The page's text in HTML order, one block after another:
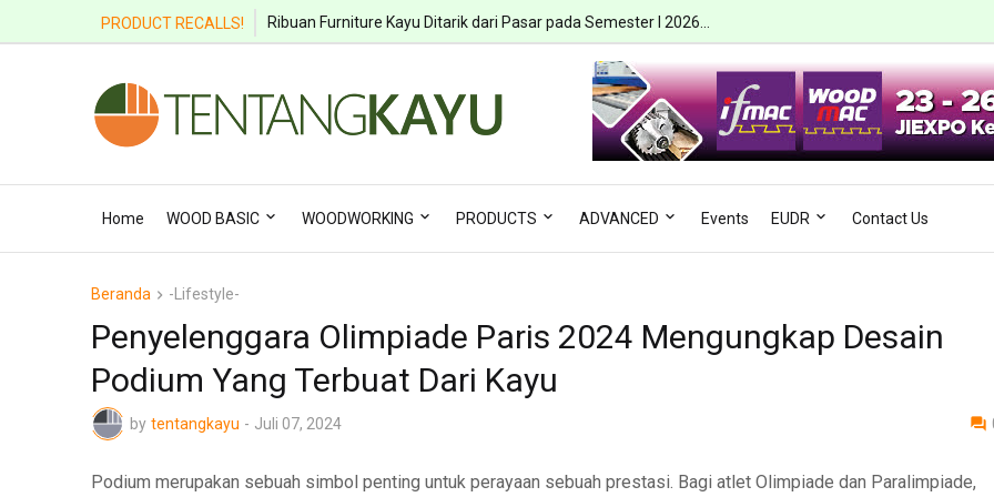
PRODUCT RECALLS! Ribuan Furniture Kayu Ditarik dari Pasar pada Semester I 2026...
Ribuan Bangku Anak Ditarik karena Risiko Ambruk dan Terjepit...
Home WOOD BASIC WOODWORKING PRODUCTS ADVANCED Events EUDR Contact Us
Beranda -Lifestyle-
Penyelenggara Olimpiade Paris 2024 Mengungkap Desain
Podium Yang Terbuat Dari Kayu
by tentangkayu - Juli 07, 2024
Podium merupakan sebuah simbol penting untuk perayaan sebuah prestasi. Bagi atlet Olimpiade dan Paralimpiade,